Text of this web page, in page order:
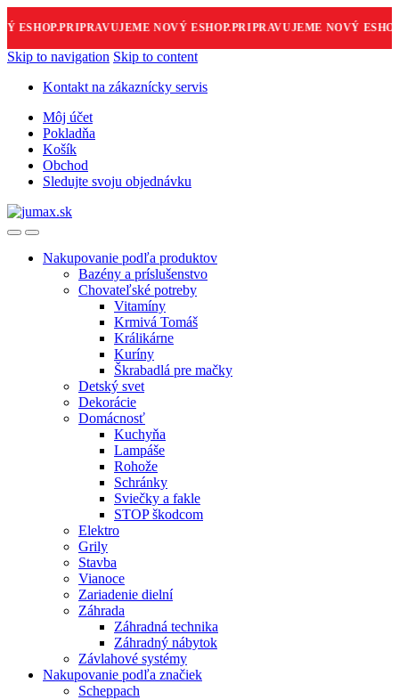
PRIPRAVUJEME NOVÝ ESHOP.PRIPRAVUJEME NOVÝ ESHOP.
Skip to navigation Skip to content
Kontakt na zákaznícky servis
Môj účet
Pokladňa
Košík
Obchod
Sledujte svoju objednávku
Nakupovanie podľa produktov
Bazény a príslušenstvo
Chovateľské potreby
Vitamíny
Krmivá Tomáš
Králikárne
Kuríny
Škrabadlá pre mačky
Detský svet
Dekorácie
Domácnosť
Kuchyňa
Lampáše
Rohože
Schránky
Sviečky a fakle
STOP škodcom
Elektro
Grily
Stavba
Vianoce
Zariadenie dielní
Záhrada
Záhradná technika
Záhradný nábytok
Závlahové systémy
Nakupovanie podľa značiek
Scheppach